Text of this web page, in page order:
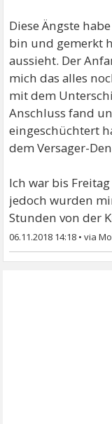
Diese Ängste
bin und gemerkt
aussieht. Der
mich das alles
mit dem
Anschluss fand
eingeschüchtert
dem Versager-
Ich war bis
jedoch wurden
Stunden von der
06.11.2018 14:18 •